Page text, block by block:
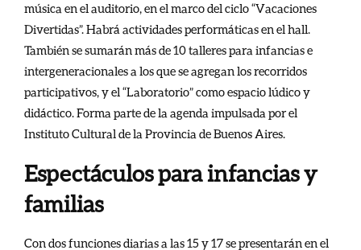
música en el auditorio, en el marco del ciclo “Vacaciones
Divertidas”. Habrá actividades performáticas en el hall.
También se sumarán más de 10 talleres para infancias e
intergeneracionales a los que se agregan los recorridos
participativos, y el “Laboratorio” como espacio lúdico y
didáctico. Forma parte de la agenda impulsada por el
Instituto Cultural de la Provincia de Buenos Aires.
Espectáculos para infancias y
familias
Con dos funciones diarias a las 15 y 17 se presentarán en el